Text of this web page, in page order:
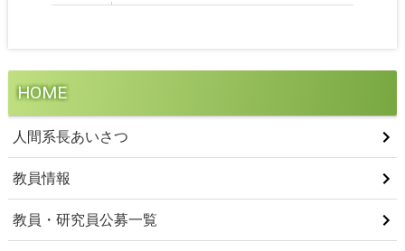
HOME
人間系長あいさつ
教員情報
教員・研究員公募一覧